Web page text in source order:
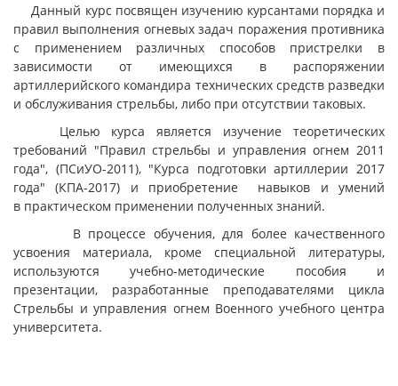
Данный курс посвящен изучению курсантами порядка и
правил выполнения огневых задач поражения противника
с применением различных способов пристрелки в
зависимости от имеющихся в распоряжении
артиллерийского командира технических средств разведки
и обслуживания стрельбы, либо при отсутствии таковых.
Целью курса является изучение теоретических
требований "Правил стрельбы и управления огнем 2011
года", (ПСиУО-2011), "Курса подготовки артиллерии 2017
года" (КПА-2017) и приобретение навыков и умений
в практическом применении полученных знаний.
В процессе обучения, для более качественного
усвоения материала, кроме специальной литературы,
используются учебно-методические пособия и
презентации, разработанные преподавателями цикла
Стрельбы и управления огнем Военного учебного центра
университета.